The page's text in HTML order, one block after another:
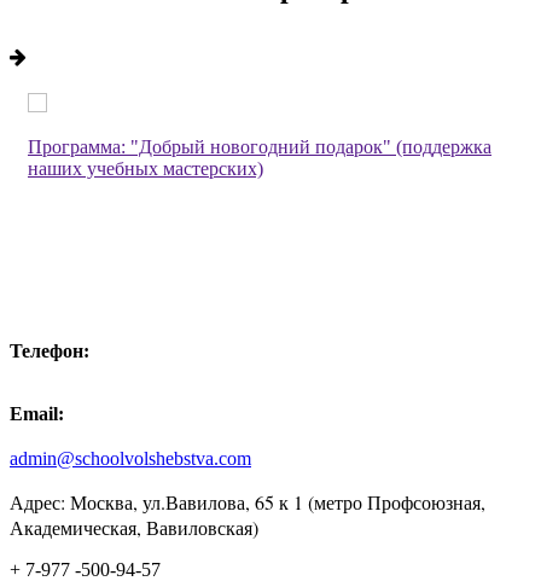
Программа: "Добрый новогодний подарок" (поддержка
наших учебных мастерских)
Телефон:
Email:
admin@schoolvolshebstva.com
Адрес: Москва, ул.Вавилова, 65 к 1 (метро Профсоюзная,
Академическая, Вавиловская)
+ 7-977 -500-94-57